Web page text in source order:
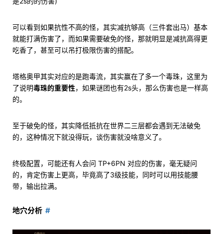
可以看到如果抗性不高的怪，其实减抗够高（三件套出马）基本
就能打满伤害了，而如果需要破免的怪，那就明显是减抗高得更
吃香了，甚至可以吊打极限伤害的搭配。
塔格奥甲其实对应的是跑毒流，其实赢在了多一个毒珠，这里为
了说明毒珠的重要性，如果谜团也有2s头，那么伤害也是一样高
的。
至于破免的怪，其实降低抵抗在世界二三层都会遇到无法破免
的，这种情况下就没得玩，谈伤害就没啥意义了。
终极配置，可能还有人会问 TP+6PN 对应的伤害，毫无疑问
的，肯定伤害上更高，毕竟高了3级技能，同时可以用技能腰
带，输出拉满。
地穴分析